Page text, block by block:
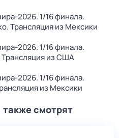
2026. 1/16 финала.
Трансляция из Мексики
2026. 1/16 финала.
Трансляция из США
2026. 1/16 финала.
из Мексики
смотрят